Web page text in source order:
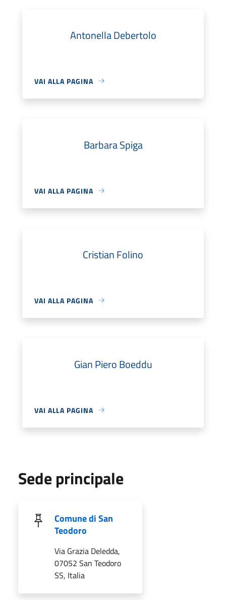
Antonella Debertolo
VAI ALLA PAGINA
Barbara Spiga
VAI ALLA PAGINA
Cristian Folino
VAI ALLA PAGINA
Gian Piero Boeddu
VAI ALLA PAGINA
Sede principale
Comune di San
Teodoro
Via Grazia Deledda,
07052 San Teodoro
SS, Italia